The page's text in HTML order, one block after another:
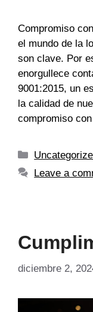
Compromiso
el mundo de la
son clave. Por
enorgullece
9001:2015, un
la calidad de
compromiso
Leave a
diciembre 2,